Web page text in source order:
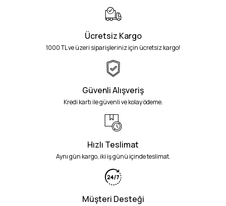
Ücretsiz Kargo
1000 TL ve üzeri siparişleriniz için ücretsiz kargo!
Güvenli Alışveriş
Kredi kartı ile güvenli ve kolay ödeme.
Hızlı Teslimat
Aynı gün kargo, iki iş günü içinde teslimat.
Müşteri Desteği